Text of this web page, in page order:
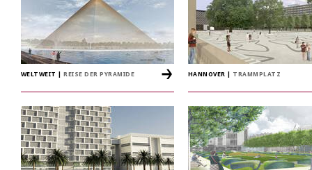
WELTWEIT |REISE DER PYRAMIDE HANNOVER TRAMMPLATZ